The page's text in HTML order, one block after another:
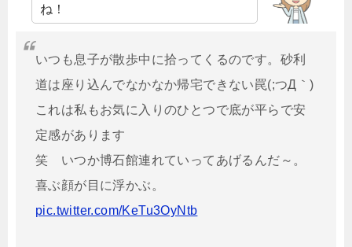
ね！
いつも息子が散歩中に拾ってくるのです。砂利
道は座り込んでなかなか帰宅できない罠(;つД｀)
これは私もお気に入りのひとつで底が平らで安
定感があります
笑 いつか博石館連れていってあげるんだ～。
喜ぶ顔が目に浮かぶ。
pic.twitter.com/KeTu3OyNtb